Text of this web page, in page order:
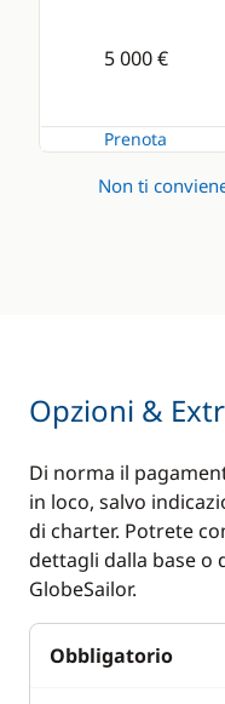
5 000 €
Prenota
Non ti
Opzioni &
Di norma il
in loco, salvo
di charter. Potrete
dettagli dalla base o
GlobeSailor.
Obbligatorio